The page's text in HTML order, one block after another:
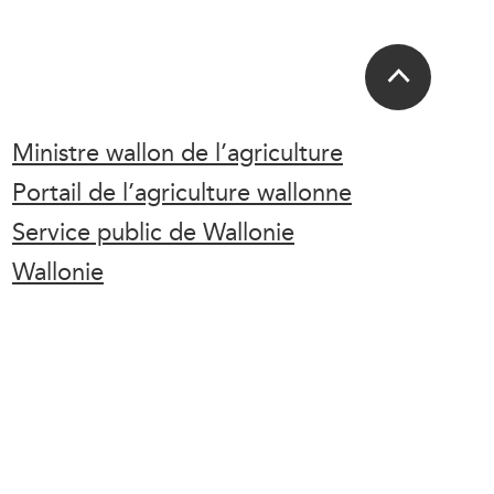
Ministre wallon de l’agriculture
Portail de l’agriculture wallonne
Service public de Wallonie
Wallonie